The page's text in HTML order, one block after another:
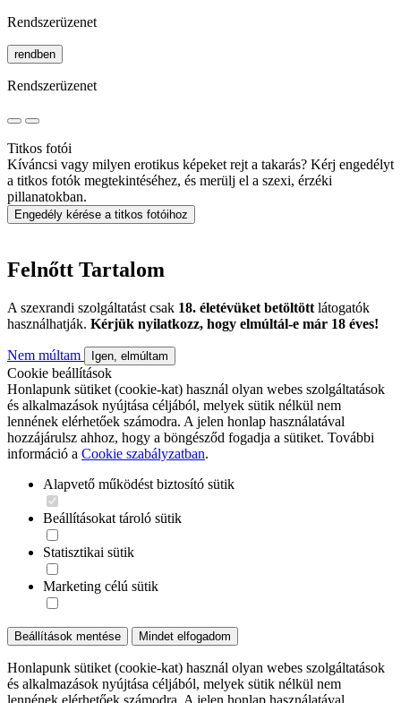
Rendszerüzenet
rendben
Rendszerüzenet
Titkos fotói
Kíváncsi vagy milyen erotikus képeket rejt a takarás? Kérj engedélyt
a titkos fotók megtekintéséhez, és merülj el a szexi, érzéki
pillanatokban.
Engedély kérése a titkos fotóihoz
Felnőtt Tartalom
A szexrandi szolgáltatást csak 18. életévüket betöltött látogatók
használhatják. Kérjük nyilatkozz, hogy elmúltál-e már 18 éves!
Nem múltam Igen, elmúltam
Cookie beállítások
Honlapunk sütiket (cookie-kat) használ olyan webes szolgáltatások
és alkalmazások nyújtása céljából, melyek sütik nélkül nem
lennének elérhetőek számodra. A jelen honlap használatával
hozzájárulsz ahhoz, hogy a böngésződ fogadja a sütiket. További
információ a Cookie szabályzatban.
Alapvető működést biztosító sütik
Beállításokat tároló sütik
Statisztikai sütik
Marketing célú sütik
Beállítások mentése Mindet elfogadom
Honlapunk sütiket (cookie-kat) használ olyan webes szolgáltatások
és alkalmazások nyújtása céljából, melyek sütik nélkül nem
lennének elérhetőek számodra. A jelen honlap használatával